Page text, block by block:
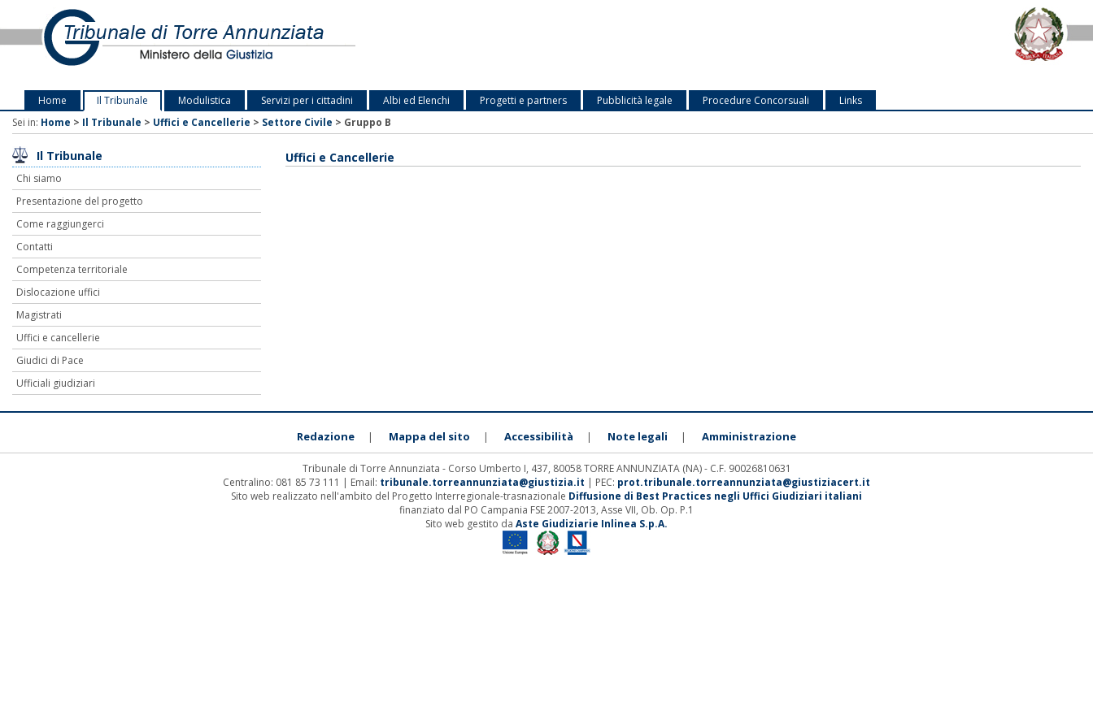
Home Il Tribunale Modulistica Servizi per i cittadini Albi ed Elenchi Progetti e partners Pubblicità legale Procedure Concorsuali
Links
Sei in: Home > Il Tribunale > Uffici e Cancellerie > Settore Civile > Gruppo B
Il Tribunale
Chi siamo
Presentazione del progetto
Come raggiungerci
Contatti
Competenza territoriale
Dislocazione uffici
Magistrati
Uffici e cancellerie
Giudici di Pace
Ufficiali giudiziari
Uffici e Cancellerie
Redazione | Mappa del sito | Accessibilità | Note legali | Amministrazione
Tribunale di Torre Annunziata - Corso Umberto I, 437, 80058 TORRE ANNUNZIATA (NA) - C.F. 90026810631
Centralino: 081 85 73 111 | Email: tribunale.torreannunziata@giustizia.it | PEC: prot.tribunale.torreannunziata@giustiziacert.it
Sito web realizzato nell'ambito del Progetto Interregionale-trasnazionale Diffusione di Best Practices negli Uffici Giudiziari italiani
finanziato dal PO Campania FSE 2007-2013, Asse VII, Ob. Op. P.1
Sito web gestito da Aste Giudiziarie Inlinea S.p.A.